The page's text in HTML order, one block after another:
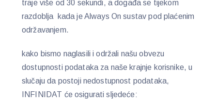
traje više od 30 sekundi, a događa se tijekom
razdoblja kada je Always On sustav pod plaćenim
održavanjem.
kako bismo naglasili i održali našu obvezu
dostupnosti podataka za naše krajnje korisnike, u
slučaju da postoji nedostupnost podataka,
INFINIDAT će osigurati sljedeće: